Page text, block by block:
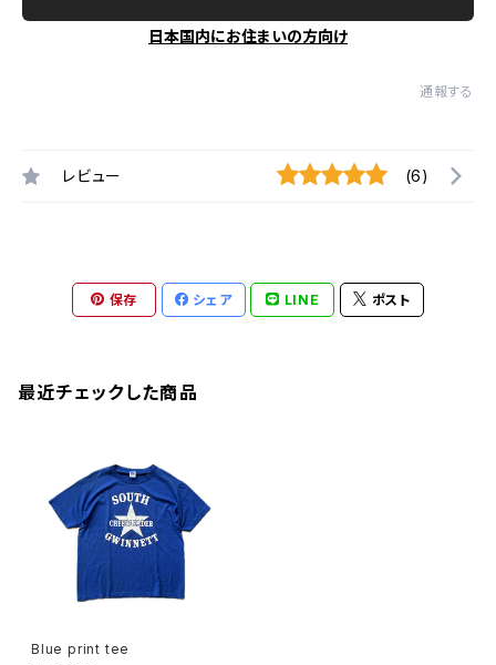
日本国内にお住まいの方向け
通報する
レビュー (6)
保存 シェア LINE ポスト
最近チェックした商品
Blue print tee